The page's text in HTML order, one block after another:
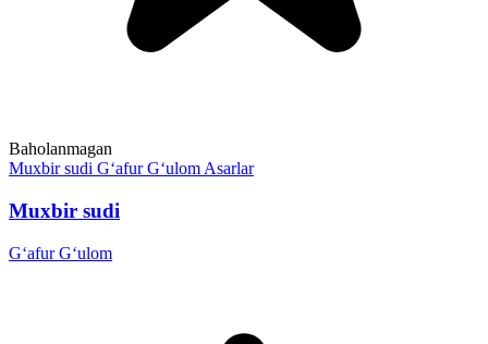
Baholanmagan
Muxbir sudi G‘afur G‘ulomAsarlar
Muxbir sudi
G‘afur G‘ulom